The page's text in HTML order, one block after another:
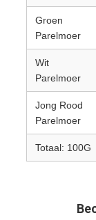
Groen
Parelmoer
Wit
Parelmoer
Jong Rood
Parelmoer
Totaal: 100G